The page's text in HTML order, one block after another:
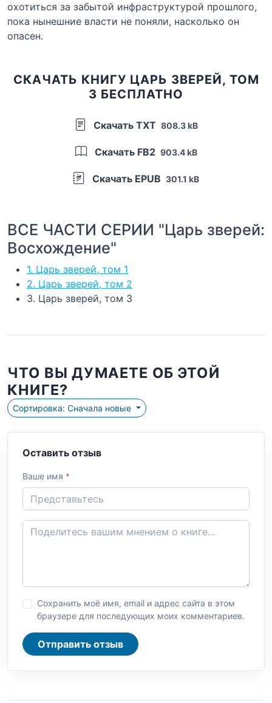
охотиться за забытой инфраструктурой прошлого,
пока нынешние власти не поняли, насколько он
опасен.
СКАЧАТЬ КНИГУ ЦАРЬ ЗВЕРЕЙ, ТОМ
3 БЕСПЛАТНО
Скачать TXT 808.3 kB
Скачать FB2 903.4 kB
Скачать EPUB 301.1 kB
ВСЕ ЧАСТИ СЕРИИ "Царь зверей:
Восхождение"
1. Царь зверей, том 1
2. Царь зверей, том 2
3. Царь зверей, том 3
ЧТО ВЫ ДУМАЕТЕ ОБ ЭТОЙ
КНИГЕ?
Сортировка: Сначала новые
Оставить отзыв
Ваше имя *
Сохранить моё имя, email и адрес сайта в этом
браузере для последующих моих комментариев.
Отправить отзыв